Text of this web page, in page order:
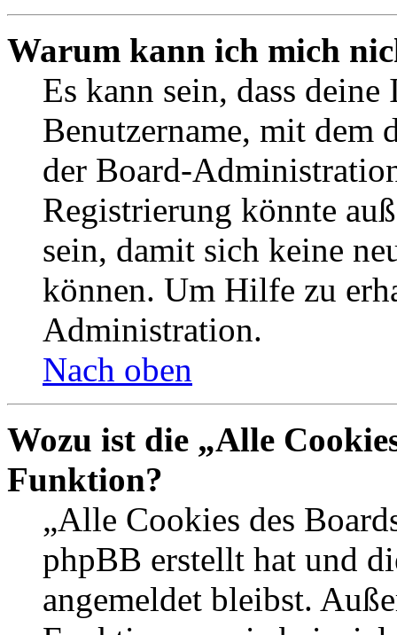
Warum kann ich mich
Es kann sein, dass
Benutzername, mit dem
der Board-
Registrierung könnte
sein, damit sich keine
können. Um Hilfe zu
Administration.
Nach oben
Wozu ist die „Alle
Funktion?
„Alle Cookies des
phpBB erstellt hat und
angemeldet bleibst.